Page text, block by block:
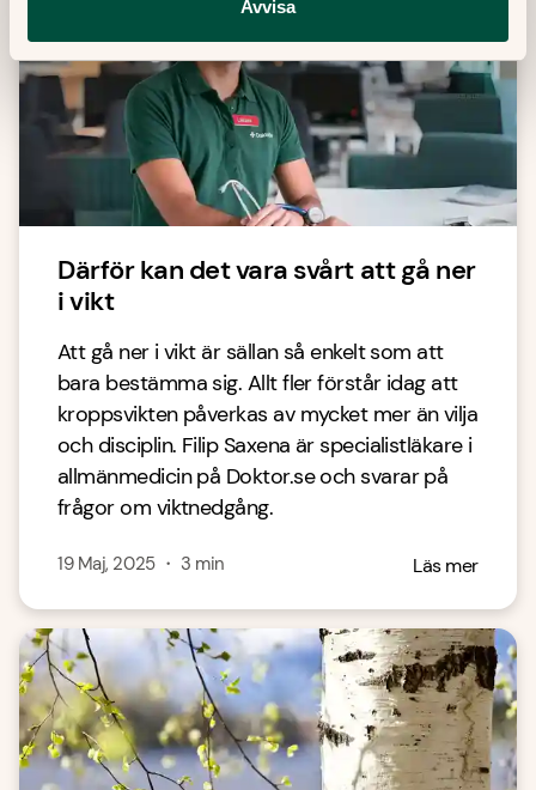
Avvisa
Därför kan det vara svårt att gå ner
i vikt
Att gå ner i vikt är sällan så enkelt som att
bara bestämma sig. Allt fler förstår idag att
kroppsvikten påverkas av mycket mer än vilja
och disciplin. Filip Saxena är specialistläkare i
allmänmedicin på Doktor.se och svarar på
frågor om viktnedgång.
19 Maj, 2025・ 3 min Läs mer